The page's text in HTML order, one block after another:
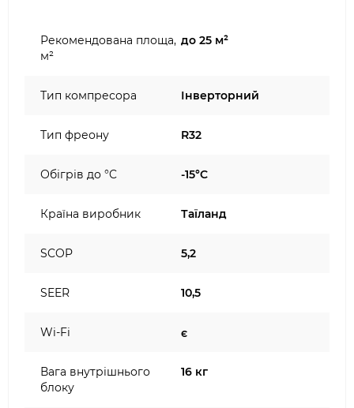
Рекомендована площа,
м²
до 25 м²
Тип компресора Інверторний
Тип фреону R32
Обігрів до °C -15°C
Країна виробник Таїланд
SCOP 5,2
SEER 10,5
Wi-Fi є
Вага внутрішнього
блоку
16 кг